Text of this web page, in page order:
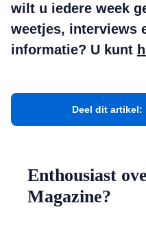
wilt u iedere week
weetjes, interviews
informatie? U kunt
Deel dit artikel:
Enthousiast
Magazine?